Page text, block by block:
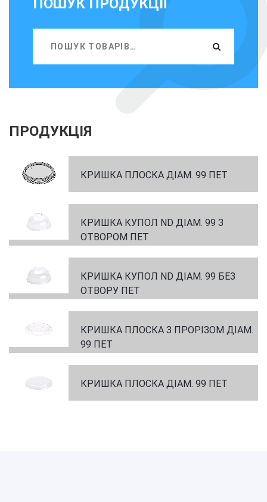
ПОШУК ПРОДУКЦІЇ
ПРОДУКЦІЯ
КРИШКА ПЛОСКА ДІАМ. 99 ПЕТ
КРИШКА КУПОЛ ND ДІАМ. 99 З
ОТВОРОМ ПЕТ
КРИШКА КУПОЛ ND ДІАМ. 99 БЕЗ
ОТВОРУ ПЕТ
КРИШКА ПЛОСКА З ПРОРІЗОМ ДІАМ.
99 ПЕТ
КРИШКА ПЛОСКА ДІАМ. 99 ПЕТ